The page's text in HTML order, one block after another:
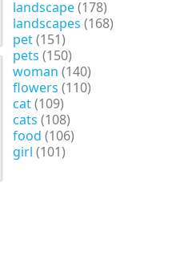
landscape(178)
landscapes (168)
pet(151)
pets (150)
woman (140)
flowers (110)
cat(109)
cats (108)
food (106)
girl (101)